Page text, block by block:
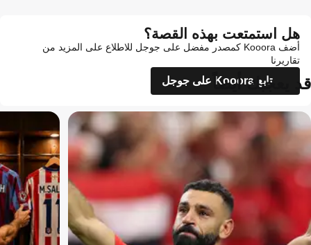
هل استمتعت بهذه القصة؟
أضف Kooora كمصدر مفضل على جوجل للاطلاع على المزيد من
تقاريرنا
تابع Kooora على جوجل
قد يعجبك أيضاً